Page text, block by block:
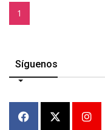
1
Síguenos